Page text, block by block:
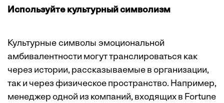
Используйте культурный символизм
Культурные символы эмоциональной
амбивалентности могут транслироваться как
через истории, рассказываемые в организации,
так и через физическое пространство. Например,
менеджер одной из компаний, входящих в Fortune